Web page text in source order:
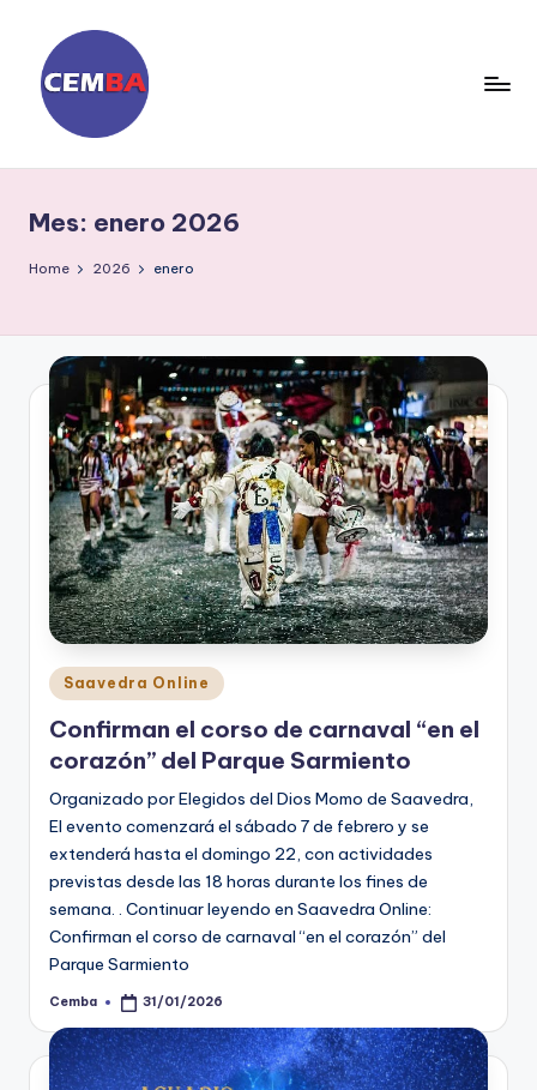
content
ri
o
E
M
B
A
Mes: enero 2026
Home 2026 enero
Posted
in
Saavedra Online
Confirman el corso de carnaval “en el
corazón” del Parque Sarmiento
Organizado por Elegidos del Dios Momo de Saavedra,
El evento comenzará el sábado 7 de febrero y se
extenderá hasta el domingo 22, con actividades
previstas desde las 18 horas durante los fines de
semana. . Continuar leyendo en Saavedra Online:
Confirman el corso de carnaval “en el corazón” del
Parque Sarmiento
Posted
Cemba 31/01/2026